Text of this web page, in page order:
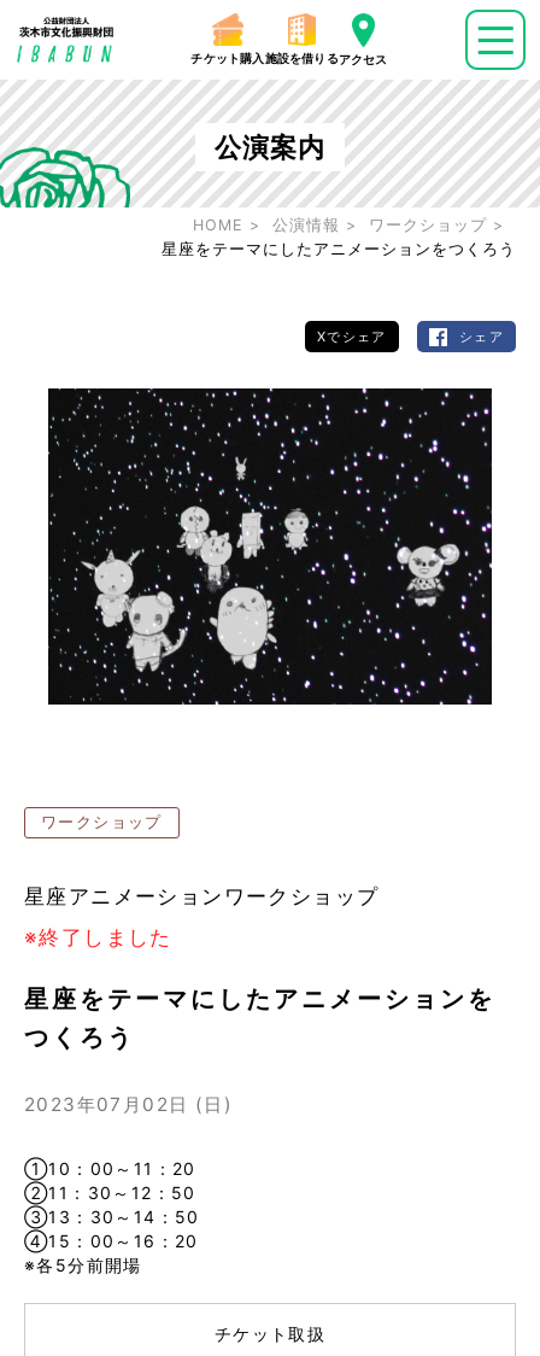
チケット購入 施設を借りるアクセス
公演案内
HOME 公演情報
ワークショップ
星座をテーマにしたアニメーションをつくろう
Xでシェア シェア
ワークショップ
星座アニメーションワークショップ
※終了しました
星座をテーマにしたアニメーションを
つくろう
2023年07月02日 (日)
①10：00～11：20
②11：30～12：50
③13：30～14：50
④15：00～16：20
※各5分前開場
チケット取扱